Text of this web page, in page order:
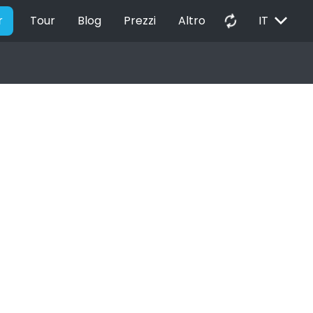
Tour Blog Prezzi Altro autorenew IT EXPAND_MORE